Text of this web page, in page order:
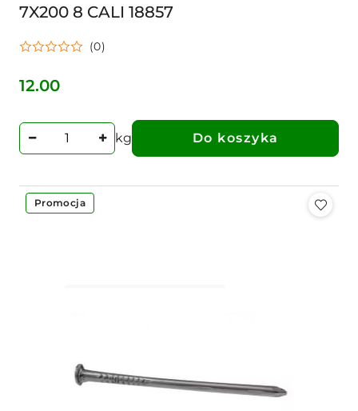
7X200 8 CALI 18857
(0)
Cena:
12.00
kg Do koszyka
Promocja